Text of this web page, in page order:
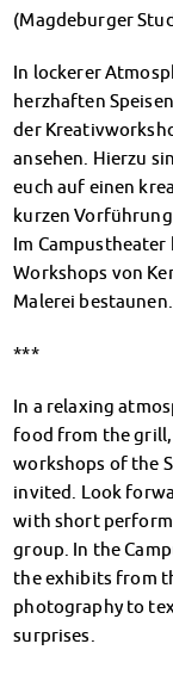
Mensen &
JoGo – Studibar
Klimabewusst
Mensa-FAQs
CampusCatering
MensaFeedback
Wohnen
Wohnheime im
Wohnheime in
MIT einander –
Wohnen-FAQ
Dokumente
Soziales &
Sozialberatung
(Magdeburger
In lockerer
herzhaften
der
ansehen. Hierzu
euch auf einen
kurzen
Im
Workshops von
Malerei
***
In a relaxing
food from the grill,
workshops of the
invited. Look
with short
group. In the
the exhibits from
photography to
surprises.